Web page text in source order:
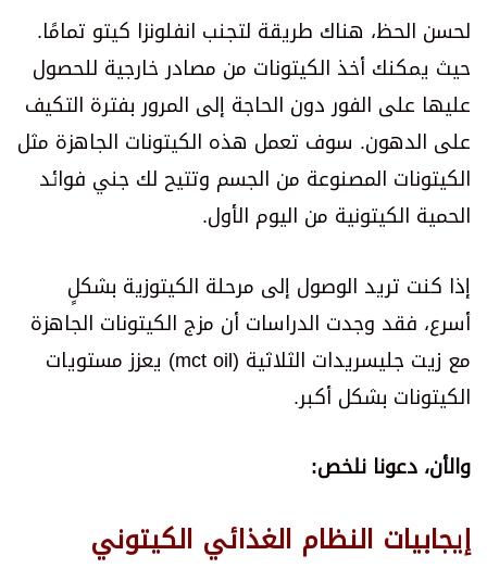
لحسن الحظ، هناك طريقة لتجنب انفلونزا كيتو تمامًا.
حيث يمكنك أخذ الكيتونات من مصادر خارجية للحصول
عليها على الفور دون الحاجة إلى المرور بفترة التكيف
على الدهون. سوف تعمل هذه الكيتونات الجاهزة مثل
الكيتونات المصنوعة من الجسم وتتيح لك جني فوائد
الحمية الكيتونية من اليوم الأول.
إذا كنت تريد الوصول إلى مرحلة الكيتوزية بشكلٍ
أسرع، فقد وجدت الدراسات أن مزج الكيتونات الجاهزة
مع زيت جليسريدات الثلاثية (mct oil) يعزز مستويات
الكيتونات بشكل أكبر.
والأن، دعونا نلخص:
إيجابيات النظام الغذائي الكيتوني